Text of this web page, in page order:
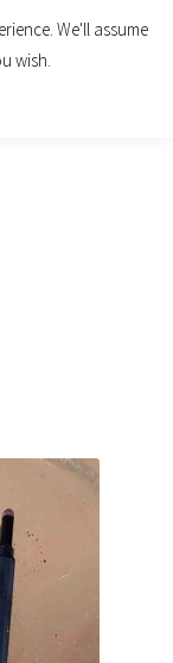
We'll assume
wish.